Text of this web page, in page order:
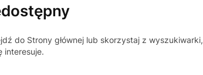
do Strony głównej lub skorzystaj z wyszukiwarki,
interesuje.